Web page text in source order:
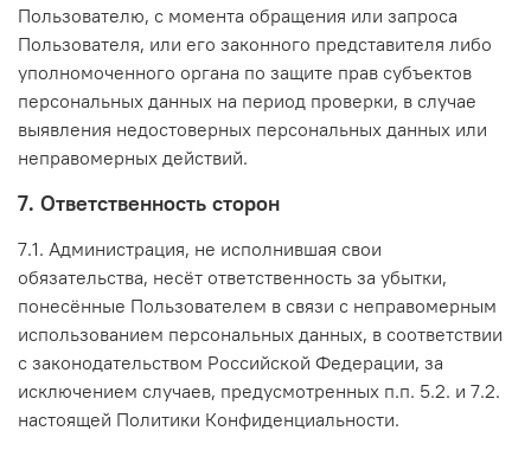
Пользователю, с момента обращения или запроса
Пользователя, или его законного представителя либо
уполномоченного органа по защите прав субъектов
персональных данных на период проверки, в случае
выявления недостоверных персональных данных или
неправомерных действий.
7. Ответственность сторон
7.1. Администрация, не исполнившая свои
обязательства, несёт ответственность за убытки,
понесённые Пользователем в связи с неправомерным
использованием персональных данных, в соответствии
с законодательством Российской Федерации, за
исключением случаев, предусмотренных п.п. 5.2. и 7.2.
настоящей Политики Конфиденциальности.